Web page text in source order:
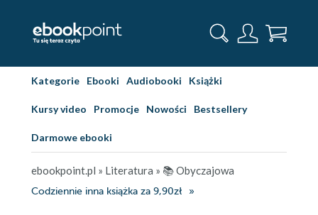
Kategorie Ebooki Audiobooki Książki
Kursy video Promocje Nowości Bestsellery
Darmowe ebooki
ebookpoint.pl » Literatura » 📚 Obyczajowa
Codziennie inna książka za 9,90zł